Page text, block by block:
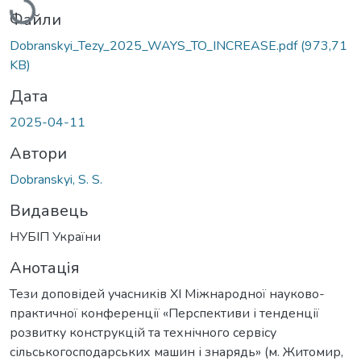
Файли
Dobranskyi_Tezy_2025_WAYS_TO_INCREASE.pdf(973,71
KB)
Дата
2025-04-11
Автори
Dobranskyi, S. S.
Видавець
НУБІП України
Анотація
Тези доповідей учасників XI Міжнародної науково-
практичної конференції «Перспективи і тенденції
розвитку конструкцій та технічного сервісу
сільськогосподарських машин і знарядь» (м. Житомир,